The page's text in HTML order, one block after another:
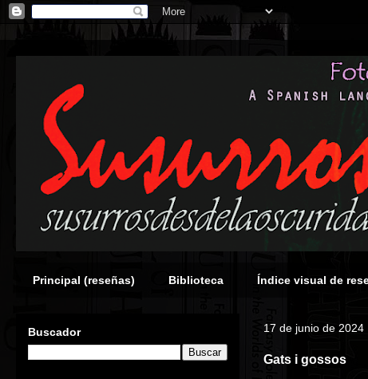
Principal (reseñas) Biblioteca Índice visual de
17 de junio de 2024
Gats i gossos
Buscador